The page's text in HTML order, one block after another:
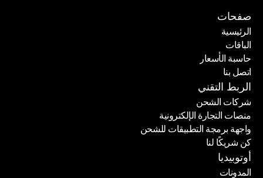
صفحات
الرئيسية
الرئيسية
الباقات
الباقات
حاسبة الأسعار
حاسبة الأسعار
اتصل بنا
اتصل بنا
الربط التقني
شركات الشحن
شركات الشحن
منصات التجارة الإلكترونية
منصات التجارة الإلكترونية
واجهة برمجة التطبيقات للشحن
واجهة برمجة التطبيقات للشحن
كن شريكًا لنا
كن شريكًا لنا
أوتوبيديا
المدونات